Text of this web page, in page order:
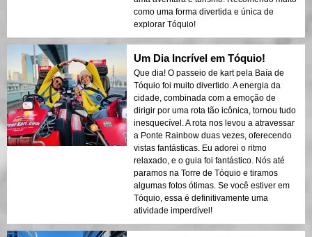
como uma forma divertida e única de
explorar Tóquio!
Um Dia Incrível em Tóquio!
Que dia! O passeio de kart pela Baía de
Tóquio foi muito divertido. A energia da
cidade, combinada com a emoção de
dirigir por uma rota tão icônica, tornou tudo
inesquecível. A rota nos levou a atravessar
a Ponte Rainbow duas vezes, oferecendo
vistas fantásticas. Eu adorei o ritmo
relaxado, e o guia foi fantástico. Nós até
paramos na Torre de Tóquio e tiramos
algumas fotos ótimas. Se você estiver em
Tóquio, essa é definitivamente uma
atividade imperdível!